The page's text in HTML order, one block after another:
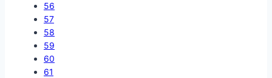
56
57
58
59
60
61